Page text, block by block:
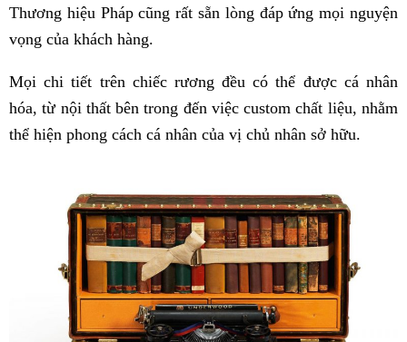
Thương hiệu Pháp cũng rất sẵn lòng đáp ứng mọi nguyện
vọng của khách hàng.
Mọi chi tiết trên chiếc rương đều có thể được cá nhân
hóa, từ nội thất bên trong đến việc custom chất liệu, nhằm
thể hiện phong cách cá nhân của vị chủ nhân sở hữu.